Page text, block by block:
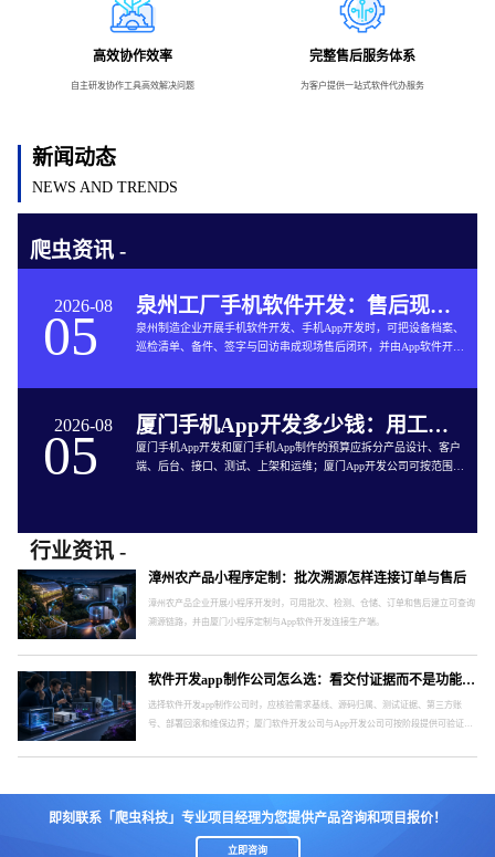
高效协作效率
自主研发协作工具高效解决问题
完整售后服务体系
为客户提供一站式软件代办服务
新闻动态
NEWS AND TRENDS
爬虫资讯 -
2026-08
05 泉州工厂手机软件开发：售后现场如何少填表、少漏项
泉州制造企业开展手机软件开发、手机App开发时，可把设备档案、
巡检清单、备件、签字与回访串成现场售后闭环，并由App软件开发
2026-08
05 厦门手机App开发多少钱：用工作量、风险与上线范围算预算
厦门手机App开发和厦门手机App制作的预算应拆分产品设计、客户
端、后台、接口、测试、上架和运维；厦门App开发公司可按范围与
行业资讯 -
漳州农产品小程序定制：批次溯源怎样连接订单与售后
漳州农产品企业开展小程序开发时，可用批次、检测、仓储、订单和售后建立可查询
溯源链路，并由厦门小程序定制与App软件开发连接生产端。
软件开发app制作公司怎么选：看交付证据而不是功能报价表
选择软件开发app制作公司时，应核验需求基线、源码归属、测试证据、第三方账
号、部署回滚和维保边界；厦门软件开发公司与App开发公司可按阶段提供可验证交
即刻联系「爬虫科技」专业项目经理为您提供产品咨询和项目报价！
立即咨询